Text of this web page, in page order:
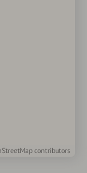
contributors